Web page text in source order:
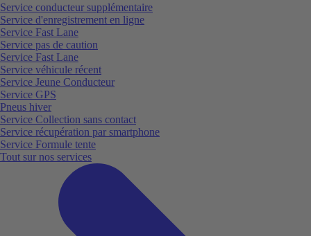
Service conducteur supplémentaire
Service d'enregistrement en ligne
Service Fast Lane
Service pas de caution
Service Fast Lane
Service véhicule récent
Service Jeune Conducteur
Service GPS
Pneus hiver
Service Collection sans contact
Service récupération par smartphone
Service Formule tente
Tout sur nos services